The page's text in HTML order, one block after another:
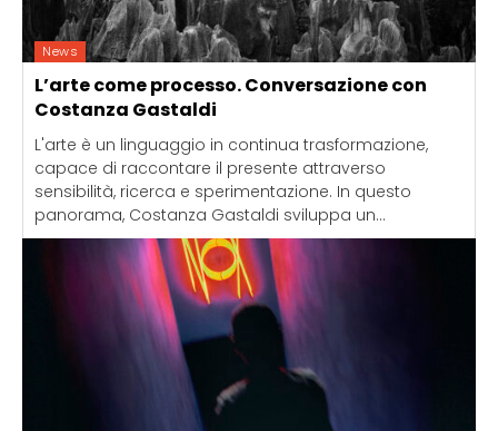
News
L’arte come processo. Conversazione con
Costanza Gastaldi
L'arte è un linguaggio in continua trasformazione,
capace di raccontare il presente attraverso
sensibilità, ricerca e sperimentazione. In questo
panorama, Costanza Gastaldi sviluppa un...